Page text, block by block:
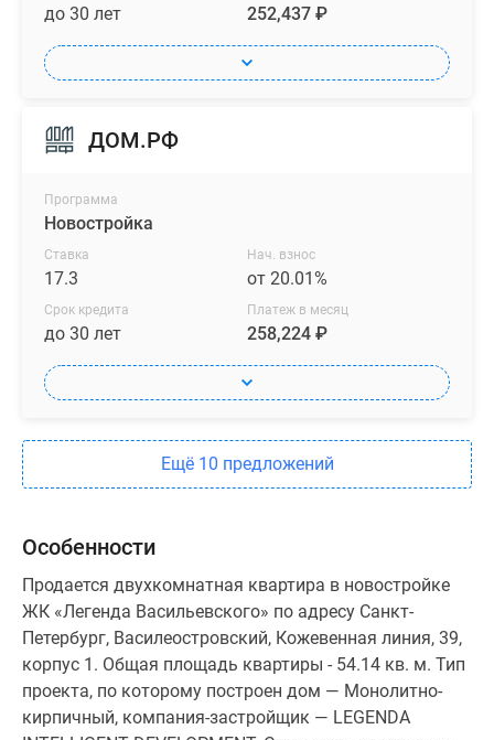
до 30 лет 252,437 ₽
ДОМ.РФ
Программа
Новостройка
Ставка
17.3
Нач. взнос
от 20.01%
Срок кредита
до 30 лет
Платеж в месяц
258,224 ₽
Ещё 10 предложений
Особенности
Продается двухкомнатная квартира в новостройке
ЖК «Легенда Васильевского» по адресу Санкт-
Петербург, Василеостровский, Кожевенная линия, 39,
корпус 1. Общая площадь квартиры - 54.14 кв. м. Тип
проекта, по которому построен дом — Монолитно-
кирпичный, компания-застройщик — LEGENDA